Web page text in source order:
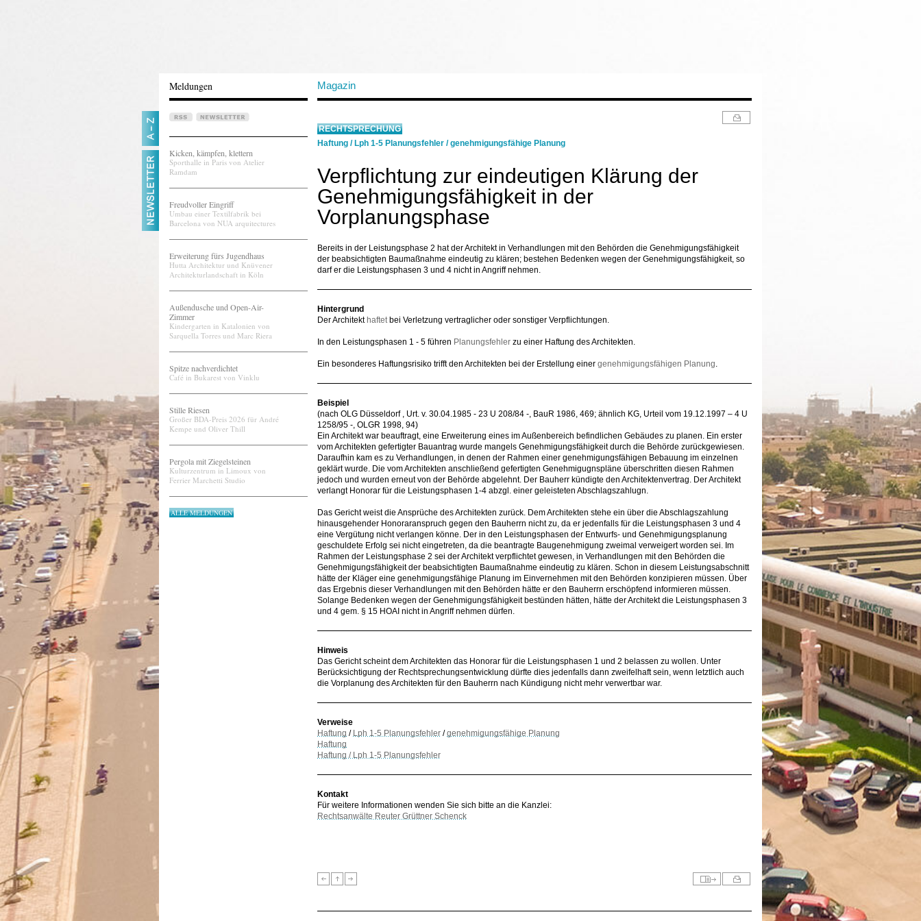
Meldungen Magazin
Kicken, kämpfen, klettern
Sporthalle in Paris von Atelier
Ramdam
Freudvoller Eingriff
Umbau einer Textilfabrik bei
Barcelona von NUA arquitectures
Erweiterung fürs Jugendhaus
Hutta Architektur und Knüvener
Architekturlandschaft in Köln
Außendusche und Open-Air-
Zimmer
Kindergarten in Katalonien von
Sarquella Torres und Marc Riera
Spitze nachverdichtet
Café in Bukarest von Vinklu
Stille Riesen
Großer BDA-Preis 2026 für André
Kempe und Oliver Thill
Pergola mit Ziegelsteinen
Kulturzentrum in Limoux von
Ferrier Marchetti Studio
ALLE MELDUNGEN
RECHTSPRECHUNG
Haftung / Lph 1-5 Planungsfehler /genehmigungsfähige Planung
Verpflichtung zur eindeutigen Klärung der
Genehmigungsfähigkeit in der
Vorplanungsphase
Bereits in der Leistungsphase 2 hat der Architekt in Verhandlungen mit den Behörden die Genehmigungsfähigkeit
der beabsichtigten Baumaßnahme eindeutig zu klären; bestehen Bedenken wegen der Genehmigungsfähigkeit, so
darf er die Leistungsphasen 3 und 4 nicht in Angriff nehmen.
Hintergrund
Der Architekt haftetbei Verletzung vertraglicher oder sonstiger Verpflichtungen.
In den Leistungsphasen 1 - 5 führen Planungsfehler zu einer Haftung des Architekten.
Ein besonderes Haftungsrisiko trifft den Architekten bei der Erstellung einer genehmigungsfähigen Planung.
Beispiel
(nach OLG Düsseldorf , Urt. v. 30.04.1985 - 23 U 208/84 -, BauR 1986, 469; ähnlich KG, Urteil vom 19.12.1997 – 4 U
1258/95 -, OLGR 1998, 94)
Ein Architekt war beauftragt, eine Erweiterung eines im Außenbereich befindlichen Gebäudes zu planen. Ein erster
vom Architekten gefertigter Bauantrag wurde mangels Genehmigungsfähigkeit durch die Behörde zurückgewiesen.
Daraufhin kam es zu Verhandlungen, in denen der Rahmen einer genehmigungsfähigen Bebauung im einzelnen
geklärt wurde. Die vom Architekten anschließend gefertigten Genehmigugnspläne überschritten diesen Rahmen
jedoch und wurden erneut von der Behörde abgelehnt. Der Bauherr kündigte den Architektenvertrag. Der Architekt
verlangt Honorar für die Leistungsphasen 1-4 abzgl. einer geleisteten Abschlagszahlugn.
Das Gericht weist die Ansprüche des Architekten zurück. Dem Architekten stehe ein über die Abschlagszahlung
hinausgehender Honoraranspruch gegen den Bauherrn nicht zu, da er jedenfalls für die Leistungsphasen 3 und 4
eine Vergütung nicht verlangen könne. Der in den Leistungsphasen der Entwurfs- und Genehmigungsplanung
geschuldete Erfolg sei nicht eingetreten, da die beantragte Baugenehmigung zweimal verweigert worden sei. Im
Rahmen der Leistungsphase 2 sei der Architekt verpflichtet gewesen, in Verhandlungen mit den Behörden die
Genehmigungsfähigkeit der beabsichtigten Baumaßnahme eindeutig zu klären. Schon in diesem Leistungsabschnitt
hätte der Kläger eine genehmigungsfähige Planung im Einvernehmen mit den Behörden konzipieren müssen. Über
das Ergebnis dieser Verhandlungen mit den Behörden hätte er den Bauherrn erschöpfend informieren müssen.
Solange Bedenken wegen der Genehmigungsfähigkeit bestünden hätten, hätte der Architekt die Leistungsphasen 3
und 4 gem. § 15 HOAI nicht in Angriff nehmen dürfen.
Hinweis
Das Gericht scheint dem Architekten das Honorar für die Leistungsphasen 1 und 2 belassen zu wollen. Unter
Berücksichtigung der Rechtsprechungsentwicklung dürfte dies jedenfalls dann zweifelhaft sein, wenn letztlich auch
die Vorplanung des Architekten für den Bauherrn nach Kündigung nicht mehr verwertbar war.
Verweise
Haftung / Lph 1-5 Planungsfehler /genehmigungsfähige Planung
Haftung
Haftung / Lph 1-5 Planungsfehler
Kontakt
Für weitere Informationen wenden Sie sich bitte an die Kanzlei:
Rechtsanwälte Reuter Grüttner Schenck